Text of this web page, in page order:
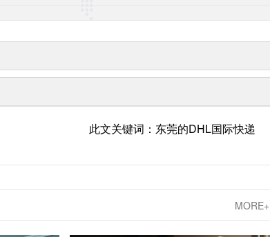
此文关键词：东莞的DHL国际快递
MORE+